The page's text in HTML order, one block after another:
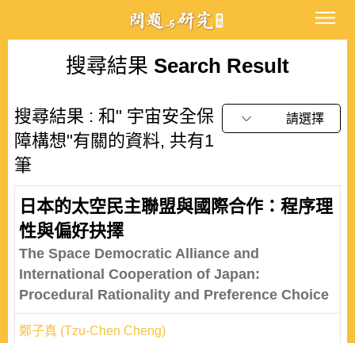
搜尋結果 Search Result
搜尋結果 : 和" 宇宙安全保
障構想"有關的資料, 共有1
筆
請選擇
日本的太空民主聯盟與國際合作：程序理
性與偏好抉擇
The Space Democratic Alliance and
International Cooperation of Japan:
Procedural Rationality and Preference Choice
鄭子真 (Tzu-Chen Cheng)